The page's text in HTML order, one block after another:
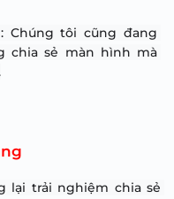
Chúng tôi cũng đang
chia sẻ màn hình mà
lại trải nghiệm chia sẻ